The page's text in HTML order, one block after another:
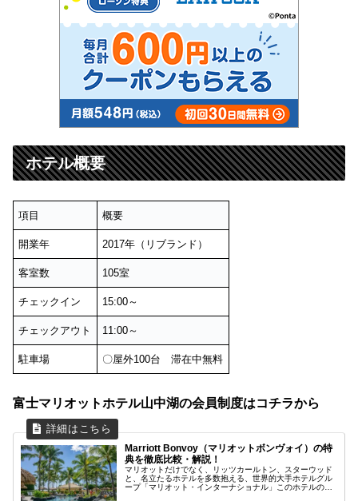
ホテル概要
項目 概要
開業年 2017年（リブランド）
客室数 105室
チェックイン 15:00～
チェックアウト 11:00～
駐車場 〇屋外100台 滞在中無料
富士マリオットホテル山中湖の会員制度はコチラから
Marriott Bonvoy（マリオットボンヴォイ）の特
典を徹底比較・解説！
マリオットだけでなく、リッツカールトン、スターウッド
と、名立たるホテルを多数抱える、世界的大手ホテルグル
ープ「マリオット・インターナショナル」このホテルの会